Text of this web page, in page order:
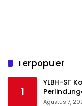
Terpopuler
1
YLBH-ST
Agustus 7,